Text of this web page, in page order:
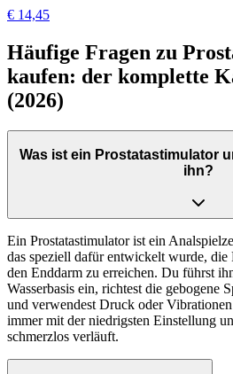
€ 14,45
Häufige Fragen zu
kaufen: der komplette
(2026)
Was ist ein Prostatastimulator
ihn?
Ein Prostatastimulator ist ein
das speziell dafür entwickelt wurde, die
den Enddarm zu erreichen. Du führst
Wasserbasis ein, richtest die gebogene
und verwendest Druck oder
immer mit der niedrigsten Einstellung
schmerzlos verläuft.